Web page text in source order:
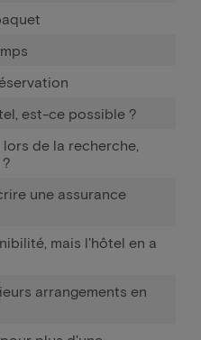
est-ce possible ?
de la recherche,
une assurance
mais l'hôtel en a
arrangements en